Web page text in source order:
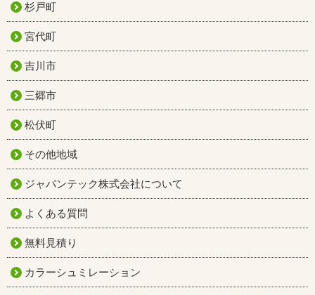
杉戸町
宮代町
吉川市
三郷市
松伏町
その他地域
ジャパンテック株式会社について
よくある質問
無料見積り
カラーシュミレーション